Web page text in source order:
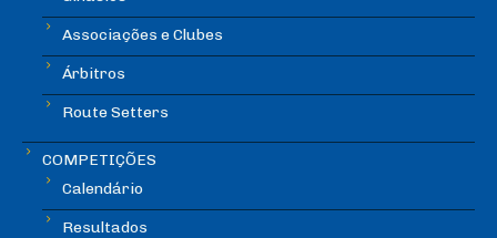
Associações e Clubes
Árbitros
Route Setters
COMPETIÇÕES
Calendário
Resultados